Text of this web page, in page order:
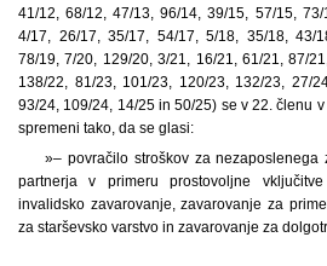
41/12, 68/12, 47/13, 96/14, 39/15, 57/15,
4/17, 26/17, 35/17, 54/17, 5/18, 35/18, 43/
78/19, 7/20, 129/20, 3/21, 16/21, 61/21, 87/
138/22, 81/23, 101/23, 120/23, 132/23, 27/
93/24, 109/24, 14/25 in 50/25) se v 22. členu
spremeni tako, da se glasi:
»– povračilo stroškov za nezaposlenega
partnerja v primeru prostovoljne
invalidsko zavarovanje, zavarovanje za
za starševsko varstvo in zavarovanje za